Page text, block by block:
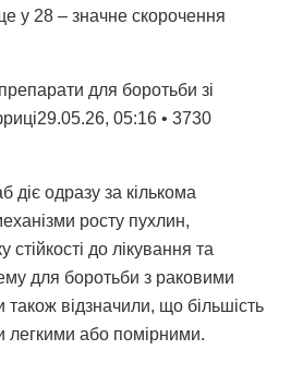
у 28 – значне скорочення
для боротьби зі
05:16 • 3730
діє одразу за кількома
росту пухлин,
до лікування та
для боротьби з раковими
також відзначили, що більшість
легкими або помірними.